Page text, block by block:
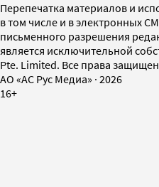
Перепечатка материалов и
в том числе и в электронных
письменного разрешения
является исключительной
Pte. Limited. Все права
AO «АС Рус Медиа» · 2026
16+